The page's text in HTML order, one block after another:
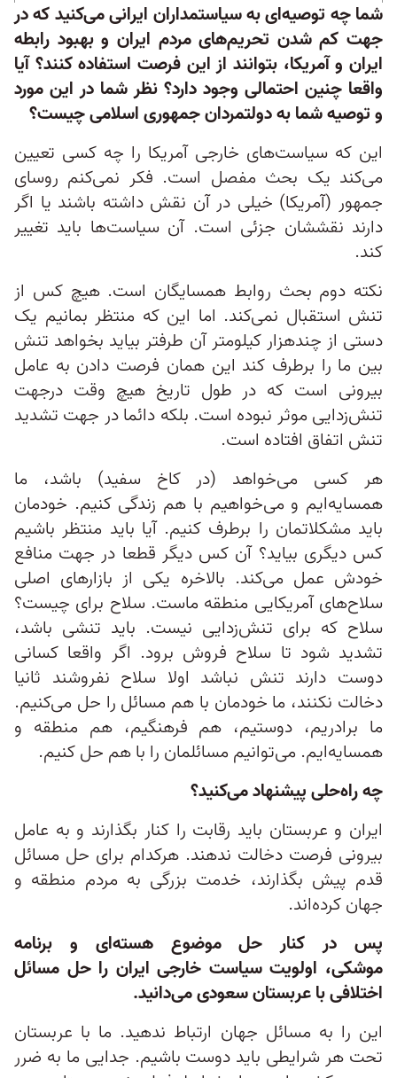
شما چه توصیه‌ای به سیاستمداران ایرانی می‌کنید که در
جهت کم شدن تحریم‌های مردم ایران و بهبود رابطه
ایران و آمریکا، بتوانند از این فرصت استفاده کنند؟ آیا
واقعا چنین احتمالی وجود دارد؟ نظر شما در این مورد
و توصیه شما به دولتمردان جمهوری اسلامی چیست؟
این که سیاست‌های خارجی آمریکا را چه کسی تعیین
می‌کند یک بحث مفصل است. فکر نمی‌کنم روسای
جمهور (آمریکا) خیلی در آن نقش داشته باشند یا اگر
دارند نقششان جزئی است. آن سیاست‌ها باید تغییر
کند.
نکته دوم بحث روابط همسایگان است. هیچ کس از
تنش استقبال نمی‌کند. اما این که منتظر بمانیم یک
دستی از چندهزار کیلومتر آن طرفتر بیاید بخواهد تنش
بین ما را برطرف کند این همان فرصت دادن به عامل
بیرونی است که در طول تاریخ هیچ وقت درجهت
تنش‌زدایی موثر نبوده است. بلکه دائما در جهت تشدید
تنش اتفاق افتاده است.
هر کسی می‌خواهد (در کاخ سفید) باشد، ما
همسایه‌ایم و می‌خواهیم با هم زندگی کنیم. خودمان
باید مشکلاتمان را برطرف کنیم. آیا باید منتظر باشیم
کس دیگری بیاید؟ آن کس دیگر قطعا در جهت منافع
خودش عمل می‌کند. بالاخره یکی از بازارهای اصلی
سلاح‌های آمریکایی منطقه ماست. سلاح برای چیست؟
سلاح که برای تنش‌زدایی نیست. باید تنشی باشد،
تشدید شود تا سلاح فروش برود. اگر واقعا کسانی
دوست دارند تنش نباشد اولا سلاح نفروشند ثانیا
دخالت نکنند، ما خودمان با هم مسائل را حل می‌کنیم.
ما برادریم، دوستیم، هم فرهنگیم، هم منطقه و
همسایه‌ایم. می‌توانیم مسائلمان را با هم حل کنیم.
چه راه‌حلی پیشنهاد می‌کنید؟
ایران و عربستان باید رقابت را کنار بگذارند و به عامل
بیرونی فرصت دخالت ندهند. هرکدام برای حل مسائل
قدم پیش بگذارند، خدمت بزرگی به مردم منطقه و
جهان کرده‌اند.
پس در کنار حل موضوع هسته‌ای و برنامه
موشکی، اولویت سیاست خارجی ایران را حل مسائل
اختلافی با عربستان سعودی می‌دانید.
این را به مسائل جهان ارتباط ندهید. ما با عربستان
تحت هر شرایطی باید دوست باشیم. جدایی ما به ضرر